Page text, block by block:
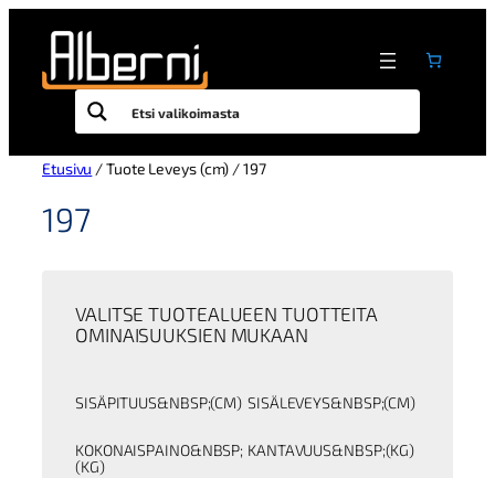
sisältöön
Etusivu / Tuote Leveys (cm) / 197
197
VALITSE TUOTEALUEEN TUOTTEITA
OMINAISUUKSIEN MUKAAN
SISÄPITUUS&NBSP;(CM) SISÄLEVEYS&NBSP;(CM)
KOKONAISPAINO&NBSP;
(KG)
KANTAVUUS&NBSP;(KG)